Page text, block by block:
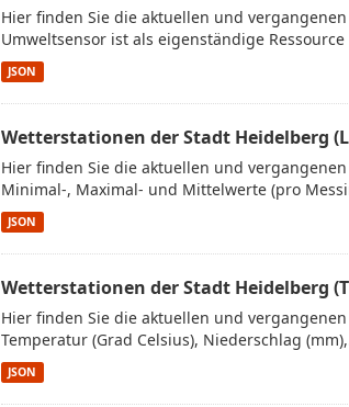
Hier finden Sie die aktuellen und
Umweltsensor ist als eigenständige
JSON
Wetterstationen der Stadt Heidelberg
Hier finden Sie die aktuellen und
Minimal-, Maximal- und Mittelwerte (pro
JSON
Wetterstationen der Stadt Heidelberg
Hier finden Sie die aktuellen und
Temperatur (Grad Celsius), Niederschlag
JSON